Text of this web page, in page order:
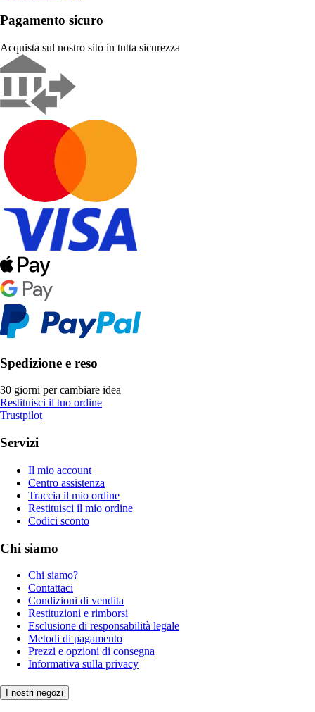
Pagamento sicuro
Acquista sul nostro sito in tutta sicurezza
Spedizione e reso
30 giorni per cambiare idea
Restituisci il tuo ordine
Trustpilot
Servizi
Il mio account
Centro assistenza
Traccia il mio ordine
Restituisci il mio ordine
Codici sconto
Chi siamo
Chi siamo?
Contattaci
Condizioni di vendita
Restituzioni e rimborsi
Esclusione di responsabilità legale
Metodi di pagamento
Prezzi e opzioni di consegna
Informativa sulla privacy
I nostri negozi